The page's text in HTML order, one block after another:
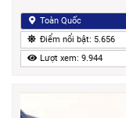
Toàn Quốc
Điểm nổi bật: 5.656
Lượt xem: 9.944